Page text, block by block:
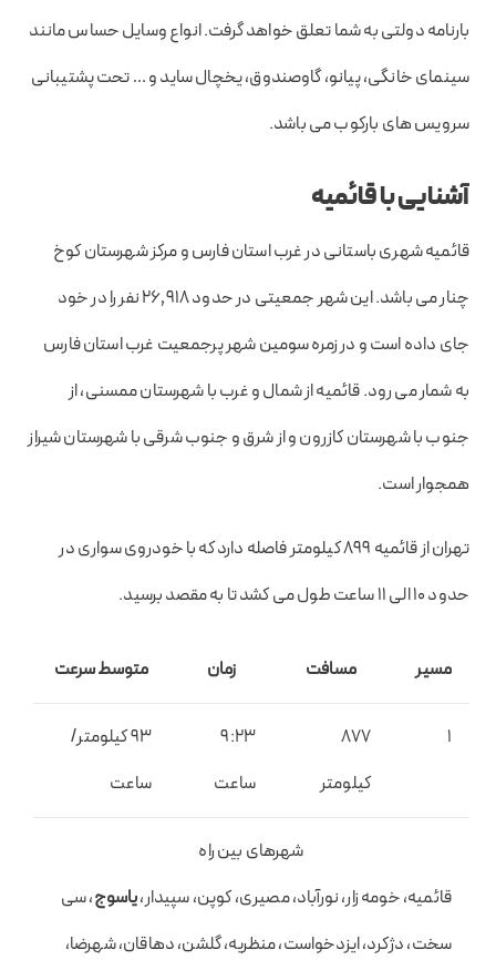
بارنامه دولتی به شما تعلق خواهد گرفت. انواع وسایل حساس مانند
سینمای خانگی، پیانو، گاوصندوق، یخچال ساید و … تحت پشتیبانی
سرویس های بارکوب می باشد.
آشنایی با قائمیه
قائمیه شهری باستانی در غرب استان فارس و مرکز شهرستان کوخ
چنار می باشد. این شهر جمعیتی در حدود ۲۶٬۹۱۸ نفر را در خود
جای داده است و در زمره سومین شهر پرجمعیت غرب استان فارس
به شمار می رود. قائمیه از شمال و غرب با شهرستان ممسنی، از
جنوب با شهرستان کازرون و از شرق و جنوب شرقی با شهرستان شیراز
همجوار است.
تهران از قائمیه ۸۹۹ کیلومتر فاصله دارد که با خودروی سواری در
حدود ۱۰ الی ۱۱ ساعت طول می کشد تا به مقصد برسید.
مسیر مسافت زمان متوسط سرعت
1
877
کیلومتر
9:23
ساعت
93 کیلومتر/
ساعت
شهرهای بین راه
قائمیه، خومه زار، نورآباد، مصیری، کوپن، سپیدار،یاسوج، سی
سخت، دژکرد، ایزدخواست، منظریه، گلشن، دهاقان، شهرضا،